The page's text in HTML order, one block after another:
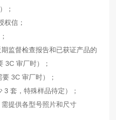
；
信；
督检查报告和已获证产品的
3C 审厂时）；
3C 审厂时）；
套，特殊样品待定）；
提供各型号照片和尺寸